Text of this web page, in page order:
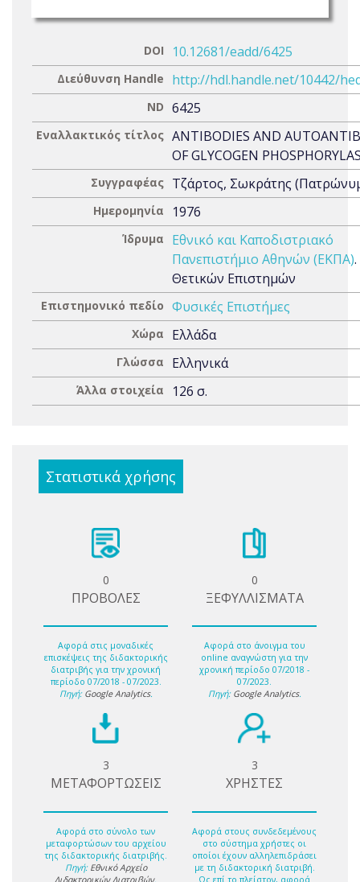
DOI 10.12681/eadd/6425
Διεύθυνση Handle http://hdl.handle.net/10442/
ND 6425
Εναλλακτικός τίτλος ANTIBODIES AND
OF GLYCOGEN
Συγγραφέας Τζάρτος, Σωκράτης
Ημερομηνία 1976
Ίδρυμα
Εθνικό και Καποδιστριακό
Πανεπιστήμιο Αθηνών (ΕΚΠΑ)
Θετικών Επιστημών
Επιστημονικό πεδίο Φυσικές Επιστήμες
Χώρα Ελλάδα
Γλώσσα Ελληνικά
Άλλα στοιχεία 126 σ.
Στατιστικά χρήσης
0
ΠΡΟΒΟΛΕΣ
Αφορά στις μοναδικές
επισκέψεις της διδακτορικής
διατριβής για την χρονική
περίοδο 07/2018 - 07/2023.
Πηγή: Google Analytics.
0
ΞΕΦΥΛΛΙΣΜΑΤΑ
Αφορά στο άνοιγμα του
online αναγνώστη για την
χρονική περίοδο 07/2018 -
07/2023.
Πηγή: Google Analytics.
3
ΜΕΤΑΦΟΡΤΩΣΕΙΣ
Αφορά στο σύνολο των
μεταφορτώσων του αρχείου
της διδακτορικής διατριβής.
Πηγή: Εθνικό Αρχείο
Διδακτορικών Διατριβών.
3
ΧΡΗΣΤΕΣ
Αφορά στους συνδεδεμένους
στο σύστημα χρήστες οι
οποίοι έχουν αλληλεπιδράσει
με τη διδακτορική διατριβή.
Ως επί το πλείστον, αφορά